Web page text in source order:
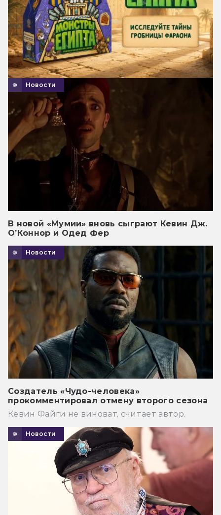
Новости
В новой «Мумии» вновь сыграют Кевин Дж.
О’Коннор и Одед Фер
Новости
Создатель «Чудо-человека»
прокомментировал отмену второго сезона
Кевин Файги не виноват, считает автор.
Новости